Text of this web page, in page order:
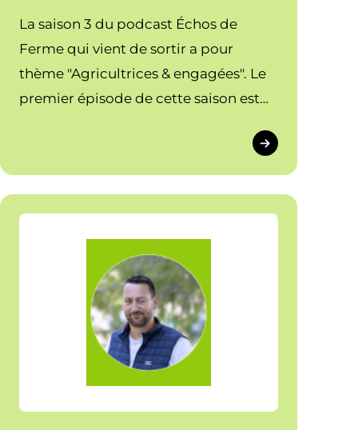
La saison 3 du podcast Échos de
Ferme qui vient de sortir a pour
thème "Agricultrices & engagées". Le
premier épisode de cette saison est
de la FNCuma, pour son parcours et
son engagement comme présidente.